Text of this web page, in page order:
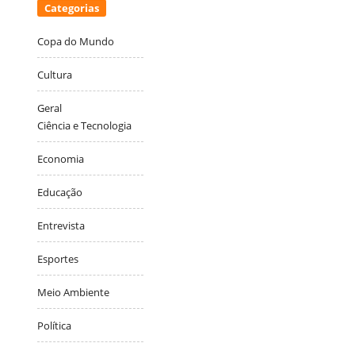
Categorias
Copa do Mundo
Cultura
Geral
Ciência e Tecnologia
Economia
Educação
Entrevista
Esportes
Meio Ambiente
Política